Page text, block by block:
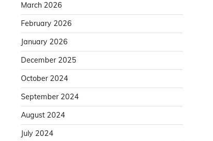
March 2026
February 2026
January 2026
December 2025
October 2024
September 2024
August 2024
July 2024